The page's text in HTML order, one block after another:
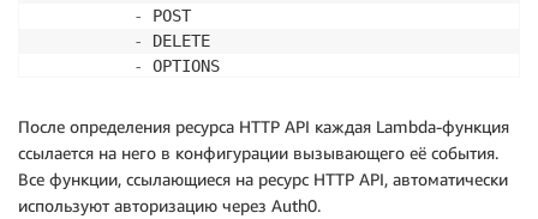
-
POST
-
DELETE
-
OPTIONS
AllowOrigins
-
После определения ресурса HTTP API каждая Lambda-функция
ссылается на него в конфигурации вызывающего её события.
Все функции, ссылающиеся на ресурс HTTP API, автоматически
используют авторизацию через Auth0.